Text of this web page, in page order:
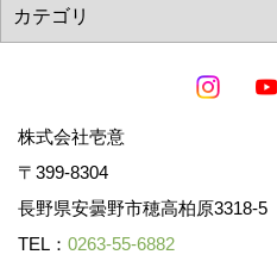
株式会社壱意
〒399-8304
長野県安曇野市穂高柏原3318-5
TEL： 0263-55-6882